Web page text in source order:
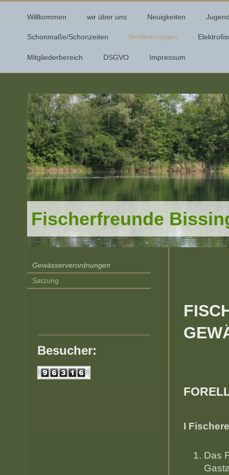
Willkommen wir über uns Neuigkeiten
Schonmaße/Schonzeiten Bestimmungen
Mitgliederbereich DSGVO Impressum
Fischerfreunde
I
Das
Gewässerverordnungen
Satzung
Besucher: